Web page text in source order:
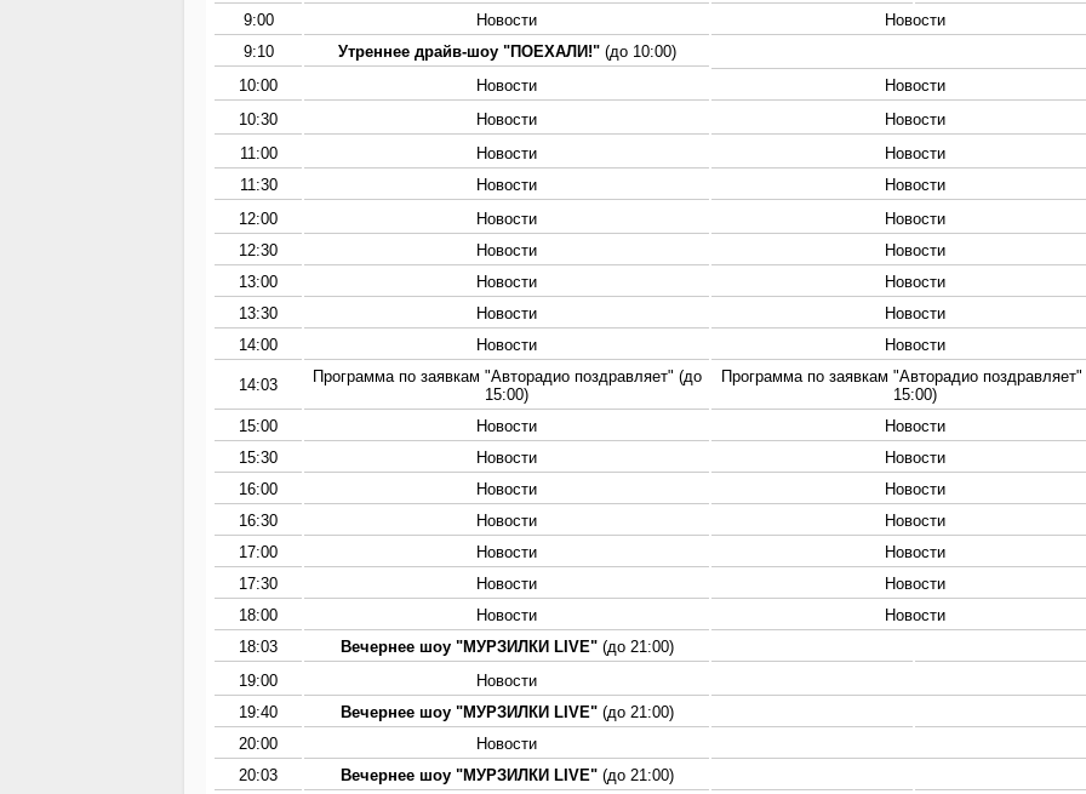
9:00
Новости
Новости
9:10
Утреннее драйв-шоу "ПОЕХАЛИ!"(до 10:00)
10:00
Новости
Новости
10:30
Новости
Новости
11:00
Новости
Новости
11:30
Новости
Новости
12:00
Новости
Новости
12:30
Новости
Новости
13:00
Новости
Новости
13:30
Новости
Новости
14:00
Новости Новости
14:03
Программа по заявкам "Авторадио поздравляет" (до
15:00)
Программа по заявкам "Авторадио
15:00)
15:00
Новости
Новости
15:30
Новости
Новости
16:00
Новости
Новости
16:30
Новости
Новости
17:00
Новости
Новости
17:30
Новости
Новости
18:00
Новости
Новости
18:03
Вечернее шоу "МУРЗИЛКИ LIVE"(до 21:00)
19:00
Новости
19:40
Вечернее шоу "МУРЗИЛКИ LIVE"(до 21:00)
20:00
Новости
20:03
Вечернее шоу "МУРЗИЛКИ LIVE"(до 21:00)